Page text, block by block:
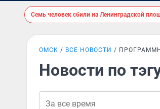
Семь человек сбили на Ленинградской
ОМСК ВСЕ НОВОСТИ
Новости по